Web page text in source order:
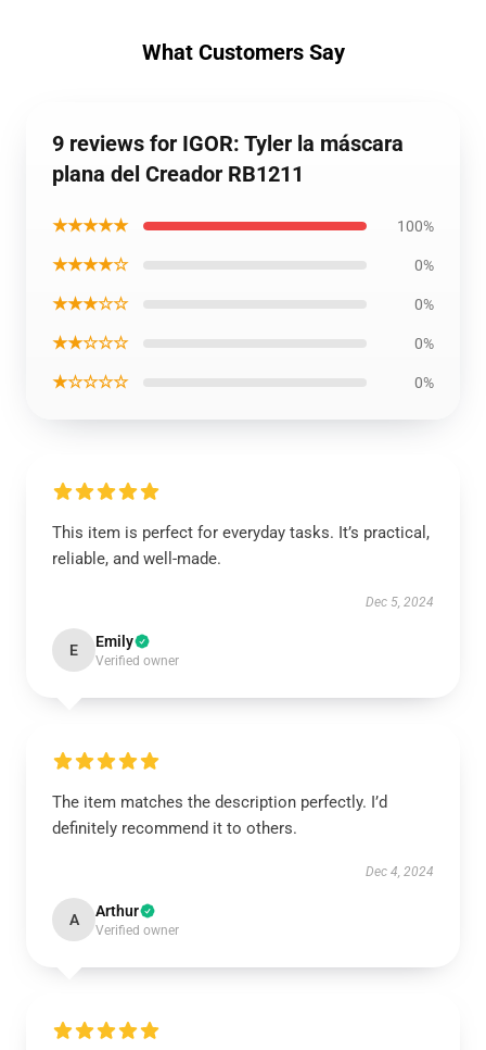
What Customers Say
9 reviews for IGOR: Tyler la máscara
plana del Creador RB1211
★★★★★ 100%
★★★★☆ 0%
★★★☆☆ 0%
★★☆☆☆ 0%
★☆☆☆☆ 0%
This item is perfect for everyday tasks. It’s practical,
reliable, and well-made.
Dec 5, 2024
E Emily
Verified owner
The item matches the description perfectly. I’d
definitely recommend it to others.
Dec 4, 2024
A Arthur
Verified owner